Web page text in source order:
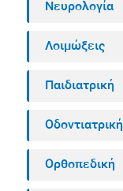
Νευρολογία
Λοιμώξεις
Παιδιατρική
Οδοντιατρική
Ορθοπεδική